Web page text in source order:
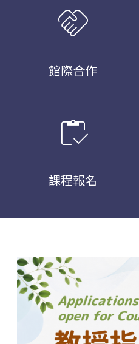
handshake
館際合作
inventory
課程報名